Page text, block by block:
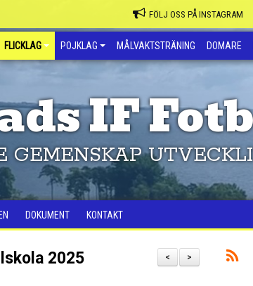
FÖLJ OSS PÅ INSTAGRAM
FLICKLAG POJKLAG MÅLVAKTSTRÄNING DOMARE
IF
GEMENSKAP
DOKUMENT KONTAKT
>
<
2025